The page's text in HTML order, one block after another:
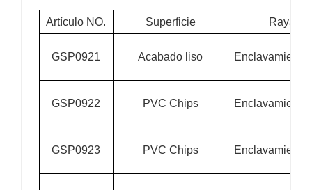
Artículo NO. Superficie Rayado
GSP0921 Acabado liso
GSP0922 PVC Chips
GSP0923 PVC Chips